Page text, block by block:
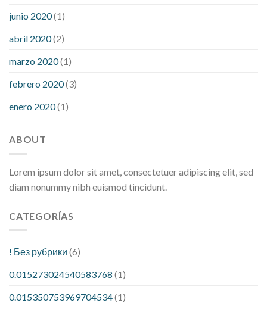
junio 2020(1)
abril 2020(2)
marzo 2020(1)
febrero 2020(3)
enero 2020(1)
ABOUT
Lorem ipsum dolor sit amet, consectetuer adipiscing elit, sed
diam nonummy nibh euismod tincidunt.
CATEGORÍAS
! Без рубрики (6)
0.015273024540583768 (1)
0.015350753969704534(1)